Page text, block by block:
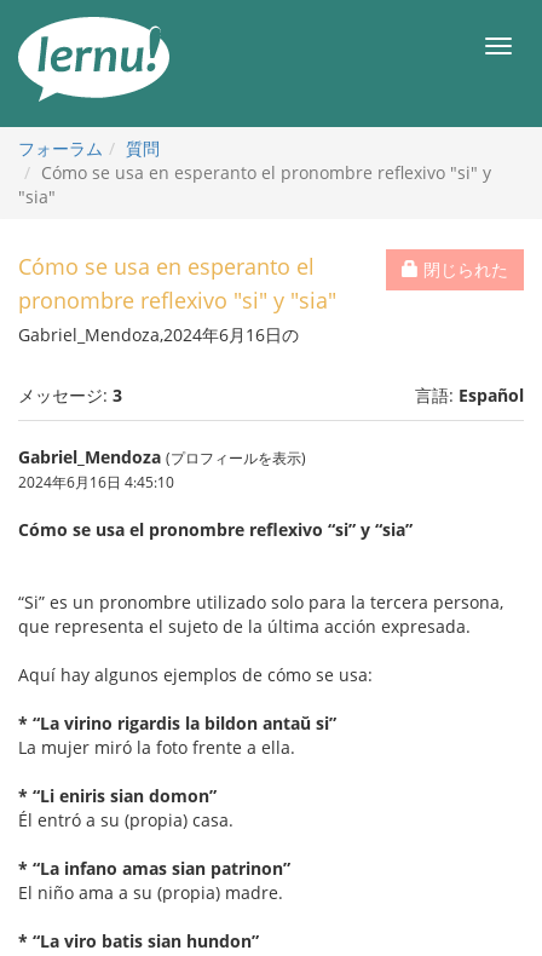
メ
フォーラム
質問
Cómo se usa en esperanto el pronombre reflexivo "si" y
"sia"
閉じられた
Cómo se usa en esperanto el
pronombre reflexivo "si" y "sia"
Gabriel_Mendoza,2024年6月16日の
メッセージ: 3 言語: Español
Gabriel_Mendoza (プロフィールを表示)
2024年6月16日 4:45:10
Cómo se usa el pronombre reflexivo “si” y “sia”
“Si” es un pronombre utilizado solo para la tercera persona,
que representa el sujeto de la última acción expresada.
Aquí hay algunos ejemplos de cómo se usa:
* “La virino rigardis la bildon antaŭ si”
La mujer miró la foto frente a ella.
* “Li eniris sian domon”
Él entró a su (propia) casa.
* “La infano amas sian patrinon”
El niño ama a su (propia) madre.
* “La viro batis sian hundon”